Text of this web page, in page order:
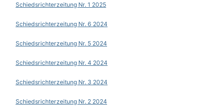
Schiedsrichterzeitung Nr. 1 2025
Schiedsrichterzeitung Nr. 6 2024
Schiedsrichterzeitung Nr. 5 2024
Schiedsrichterzeitung Nr. 4 2024
Schiedsrichterzeitung Nr. 3 2024
Schiedsrichterzeitung Nr. 2 2024